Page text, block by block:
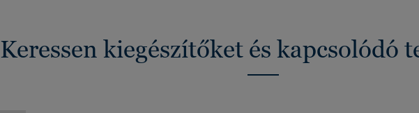
Keressen kiegészítőket és kapcsolódó